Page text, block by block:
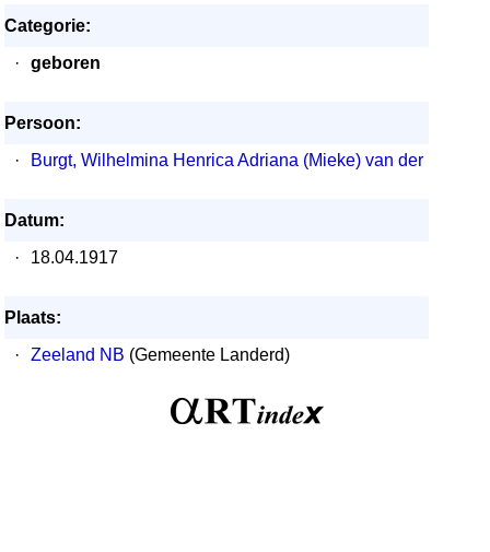
Categorie:
·
geboren
Persoon:
·
Burgt, Wilhelmina Henrica Adriana (Mieke) van der
Datum:
·
18.04.1917
Plaats:
·
Zeeland NB (Gemeente Landerd)